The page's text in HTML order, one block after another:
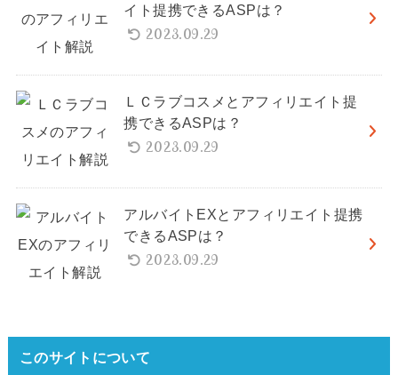
イト提携できるASPは？
2023.09.29
ＬＣラブコスメとアフィリエイト提
携できるASPは？
2023.09.29
アルバイトEXとアフィリエイト提携
できるASPは？
2023.09.29
このサイトについて